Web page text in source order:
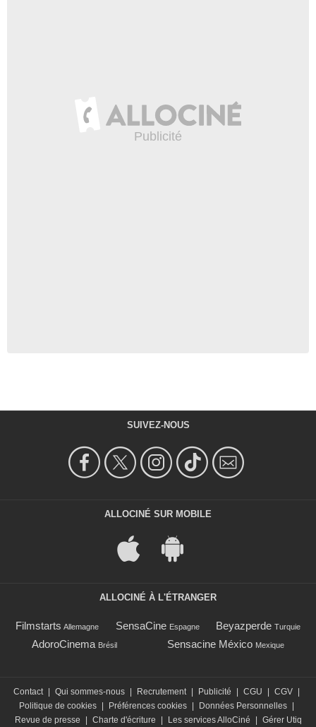
SUIVEZ-NOUS
ALLOCINÉ SUR MOBILE
ALLOCINÉ À L'ÉTRANGER
Filmstarts Allemagne SensaCine Espagne Beyazperde Turquie
AdoroCinema Brésil Sensacine México Mexique
Contact Qui sommes-nous Recrutement Publicité CGU CGV
Politique de cookies
Préférences cookies Données Personnelles
Revue de presse
Charte d'écriture Les services AlloCiné Gérer Utiq